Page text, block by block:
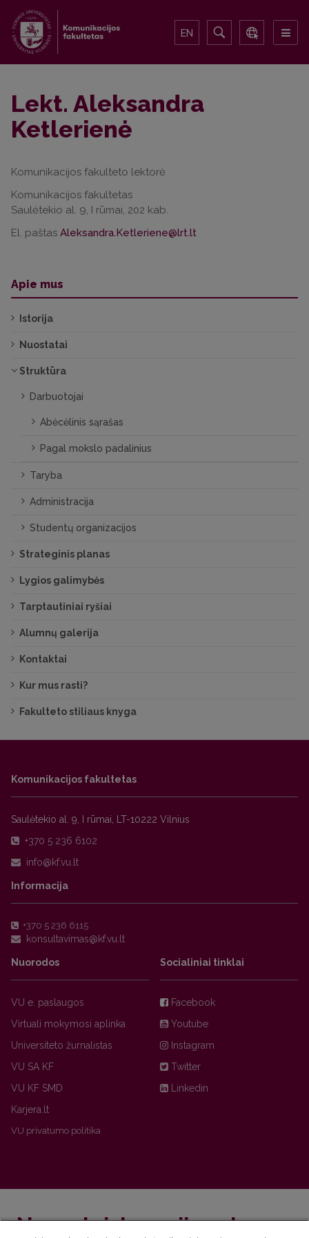
EN
Lekt. Aleksandra
Ketlerienė
Komunikacijos fakulteto lektorė
Komunikacijos fakultetas
Saulėtekio al. 9, I rūmai, 202 kab.
El. paštas
Apie mus
Istorija
Nuostatai
Struktūra
Darbuotojai
Abėcėlinis sąrašas
Pagal mokslo padalinius
Taryba
Administracija
Studentų organizacijos
Strateginis planas
Lygios galimybės
Tarptautiniai ryšiai
Alumnų galerija
Kontaktai
Kur mus rasti?
Fakulteto stiliaus knyga
Komunikacijos fakultetas
Saulėtekio al. 9, I rūmai, LT-10222 Vilnius
+370 5 236 6102
Informacija
+370 5 236 6115
Nuorodos
VU e. paslaugos
Virtuali mokymosi aplinka
Universiteto žurnalistas
VU SA KF
VU KF SMD
Karjera.lt
VU privatumo politika
Socialiniai tinklai
Facebook
Youtube
Instagram
Twitter
Linkedin
Nepraleisk naujienų!